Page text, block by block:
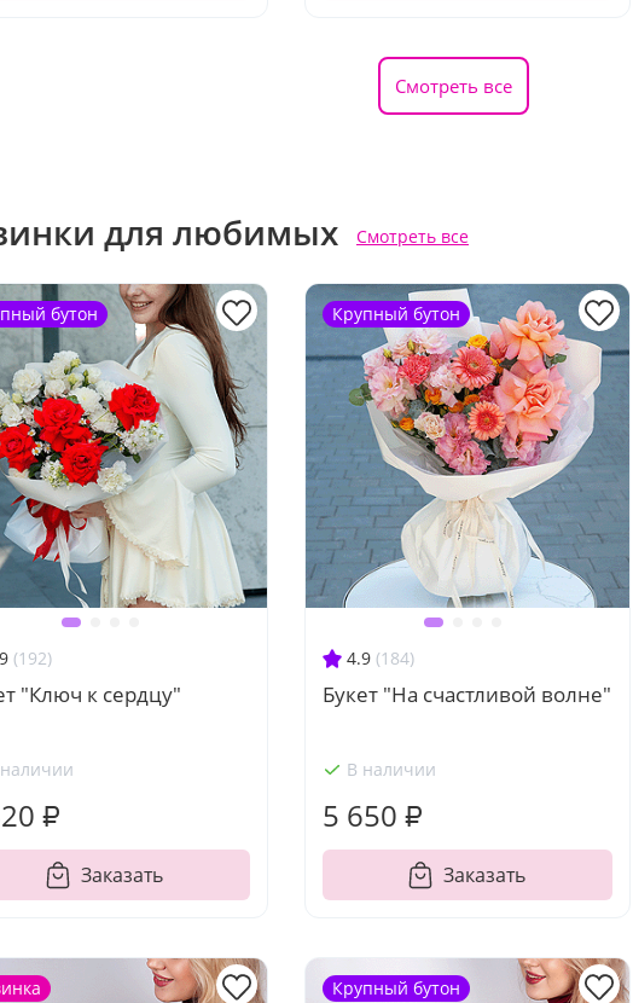
Смотреть все
для любимых Смотреть все
(192)
"Ключ к сердцу"
₽
Заказать
бутон
4.9 (184)
Букет "На счастливой волне"
В наличии
5 650 ₽
Заказать
Крупный бутон
Крупный бутон